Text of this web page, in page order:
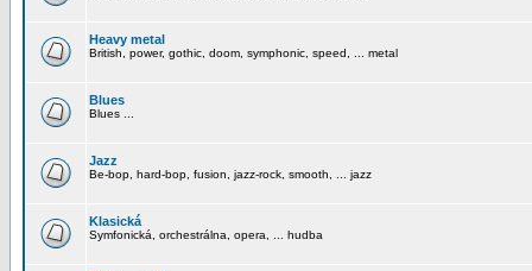
Heavy metal
British, power, gothic, doom, symphonic, speed, ... metal
Blues
Blues ...
Jazz
Be-bop, hard-bop, fusion, jazz-rock, smooth, ... jazz
Klasická
Symfonická, orchestrálna, opera, ... hudba